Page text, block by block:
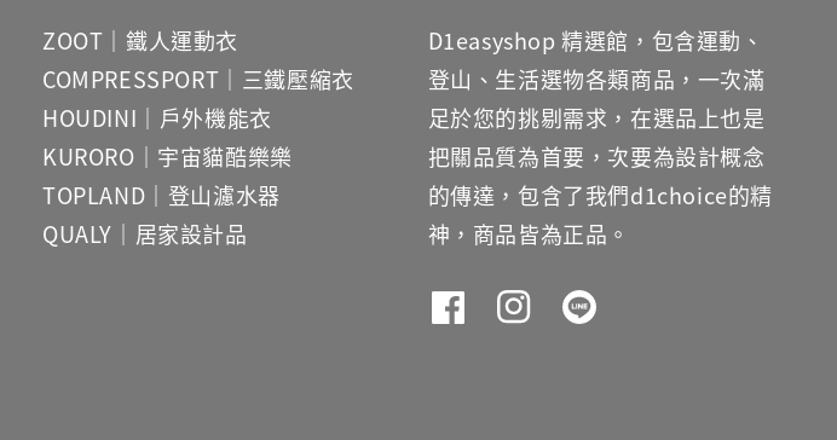
ZOOT｜鐵人運動衣
COMPRESSPORT｜三鐵壓縮衣
HOUDINI｜戶外機能衣
KURORO｜宇宙貓酷樂樂
TOPLAND｜登山濾水器
QUALY｜居家設計品
D1easyshop 精選館，包含運動、
登山、生活選物各類商品，一次滿
足於您的挑剔需求，在選品上也是
把關品質為首要，次要為設計概念
的傳達，包含了我們d1choice的精
神，商品皆為正品。